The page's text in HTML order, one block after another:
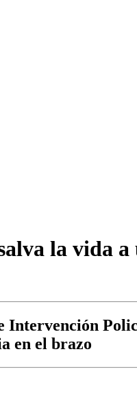
la vida
Intervención
en el brazo